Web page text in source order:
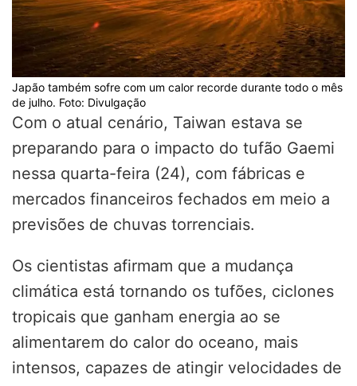
Japão também sofre com um calor recorde durante todo o mês
de julho. Foto: Divulgação
Com o atual cenário, Taiwan estava se
preparando para o impacto do tufão Gaemi
nessa quarta-feira (24), com fábricas e
mercados financeiros fechados em meio a
previsões de chuvas torrenciais.
Os cientistas afirmam que a mudança
climática está tornando os tufões, ciclones
tropicais que ganham energia ao se
alimentarem do calor do oceano, mais
intensos, capazes de atingir velocidades de